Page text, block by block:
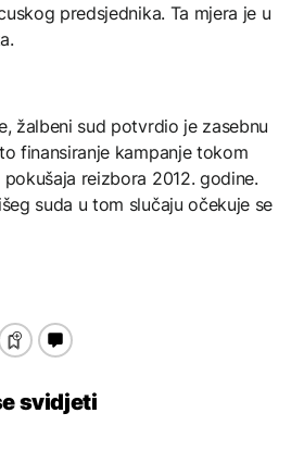
predsjednika. Ta mjera je u
žalbeni sud potvrdio je zasebnu
finansiranje kampanje tokom
reizbora 2012. godine.
suda u tom slučaju očekuje se
svidjeti